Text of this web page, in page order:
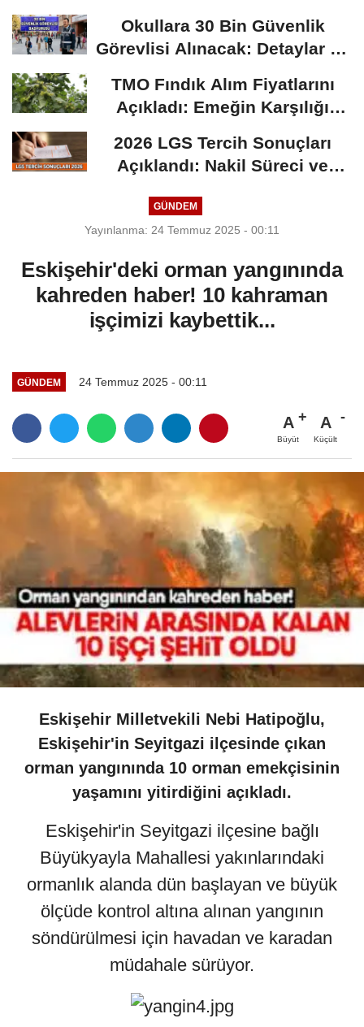
Okullara 30 Bin Güvenlik
Görevlisi Alınacak: Detaylar Ve
TMO Fındık Alım Fiyatlarını
Açıkladı: Emeğin Karşılığı
2026 LGS Tercih Sonuçları
Açıklandı: Nakil Süreci ve
GÜNDEM
Yayınlanma: 24 Temmuz 2025 - 00:11
Eskişehir'deki orman yangınında
kahreden haber! 10 kahraman
işçimizi kaybettik...
GÜNDEM 24 Temmuz 2025 - 00:11
A
Büyüt
A
Küçült
Eskişehir Milletvekili Nebi Hatipoğlu,
Eskişehir'in Seyitgazi ilçesinde çıkan
orman yangınında 10 orman emekçisinin
yaşamını yitirdiğini açıkladı.
Eskişehir'in Seyitgazi ilçesine bağlı
Büyükyayla Mahallesi yakınlarındaki
ormanlık alanda dün başlayan ve büyük
ölçüde kontrol altına alınan yangının
söndürülmesi için havadan ve karadan
müdahale sürüyor.